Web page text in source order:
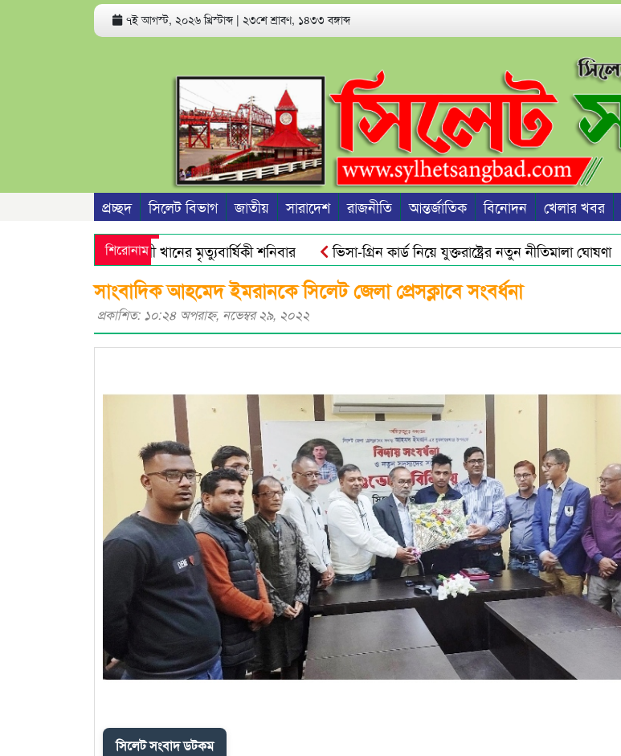
৭ই আগস্ট, ২০২৬ খ্রিস্টাব্দ | ২৩শে শ্রাবণ, ১৪৩৩ বঙ্গাব্দ
প্রচ্ছদ সিলেট বিভাগ জাতীয় সারাদেশ রাজনীতি আন্তর্জাতিক বিনোদন খেলার খবর
শিরোনাম
সভাপতি রজব আলী খানের মৃত্যুবার্ষিকী শনিবার ভিসা-গ্রিন কার্ড নিয়ে যুক্তরাষ্ট্রের নতুন নীতিমালা ঘোষণা
অ্যান্টিমাইক্রোবিয়াল : গবেষণা
নতুন বাংলাদেশের পথচলা শুরু হবে জুলাই স্মৃতি জাদুঘর থেকে : ড. ইউনূস
সাংবাদিক আহমেদ ইমরানকে সিলেট জেলা প্রেসক্লাবে সংবর্ধনা
প্রকাশিত: ১০:২৪ অপরাহ্ণ, নভেম্বর ২৯, ২০২২
সিলেট সংবাদ ডটকম